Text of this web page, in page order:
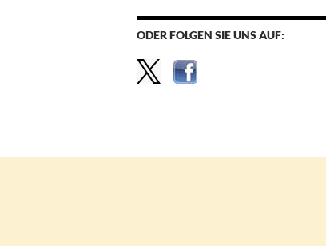
ODER FOLGEN SIE UNS AUF: